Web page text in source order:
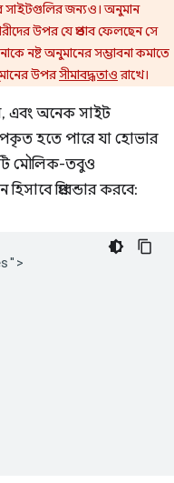
সাইটগুলির জন্যও। অনুমান
উপর যে প্রভাব ফেলছেন সে
নষ্ট অনুমানের সম্ভাবনা কমাতে
উপরসীমাবদ্ধতাওরাখে।
এবং অনেক সাইট
হতে পারে যা হোভার
মৌলিক-তবুও
প্রিরেন্ডার করবে: